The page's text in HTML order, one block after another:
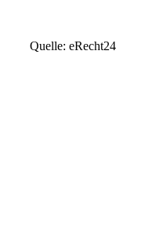
Quelle: eRecht24